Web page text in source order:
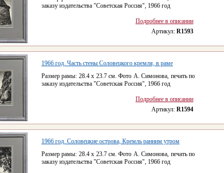
заказу издательства "Советская Россия", 1966 год
Подробнее в описании
Артикул: R1593
1966 год. Часть стены Соловецкого кремля, в раме
Размер рамы: 28.4 x 23.7 см. Фото А. Симонова, печать по
заказу издательства "Советская Россия", 1966 год
Подробнее в описании
Артикул: R1594
1966 год. Соловецкие острова, Кремль ранним утром
Размер рамы: 28.4 x 23.7 см. Фото А. Симонова, печать по
заказу издательства "Советская Россия", 1966 год